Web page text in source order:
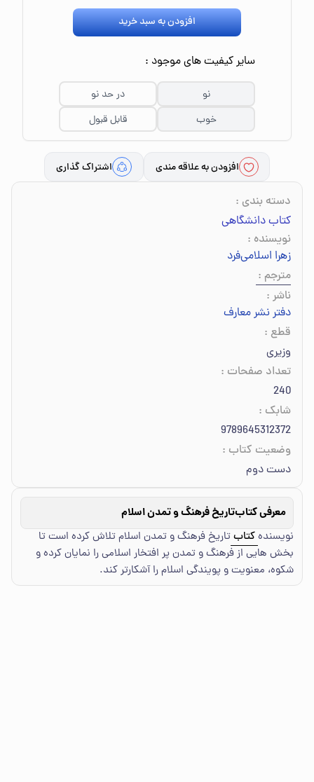
افزودن به سبد خرید
سایر کیفیت های موجود :
نو
در حد نو
خوب
قابل قبول
افزودن به علاقه مندی اشتراک گذاری
دسته بندی :
کتاب دانشگاهی
نویسنده :
زهرا اسلامی‌فرد
مترجم :
ناشر :
دفتر نشر معارف
قطع :
وزیری
تعداد صفحات :
240
شابک :
9789645312372
وضعیت کتاب :
دست دوم
معرفی کتابتاریخ فرهنگ و تمدن اسلام
نویسندهکتابتاریخ فرهنگ و تمدن اسلام تلاش کرده است تا
بخش هایی از فرهنگ و تمدن پر افتخار اسلامی را نمایان کرده و
شکوه، معنویت و پویندگی اسلام را آشکارتر کند.